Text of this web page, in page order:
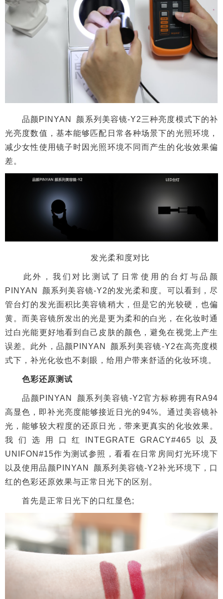
光亮度数值，基本能够匹配日常各种场景下的光照环境，
减少女性使用镜子时因光照环境不同而产生的化妆效果偏
差。
发光柔和度对比
此外，我们对比测试了日常使用的台灯与品颜
PINYAN 颜系列美容镜-Y2的发光柔和度。可以看到，尽
管台灯的发光面积比美容镜稍大，但是它的光较硬，也偏
黄。而美容镜所发出的光是更为柔和的白光，在化妆时通
过白光能更好地看到自己皮肤的颜色，避免在视觉上产生
误差。此外，品颜PINYAN 颜系列美容镜-Y2在高亮度模
品颜PINYAN 颜系列美容镜-Y2官方标称拥有RA94
高显色，即补光亮度能够接近日光的94%。通过美容镜补
光，能够较大程度的还原日光，带来更真实的化妆效果。
我们选用口红INTEGRATE GRACY#465以及
UNIFON#15作为测试参照，看看在日常房间灯光环境下
以及使用品颜PINYAN 颜系列美容镜-Y2补光环境下，口
红的色彩还原效果与正常日光下的区别。
首先是正常日光下的口红显色;
日常房间灯光环境下的口红显色，因光线不足，口红
的原本色彩明显暗了下来;